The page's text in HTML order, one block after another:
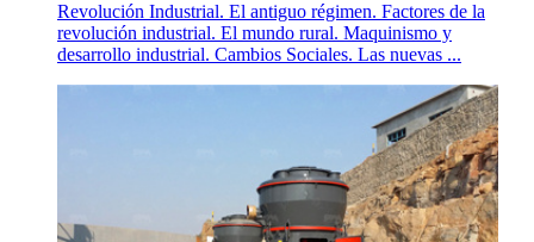
Revolución Industrial. El antiguo régimen. Factores de la
revolución industrial. El mundo rural. Maquinismo y
desarrollo industrial. Cambios Sociales. Las nuevas ...